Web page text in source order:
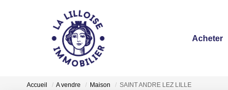
Acheter
Accueil A vendre Maison SAINT ANDRE LEZ LILLE